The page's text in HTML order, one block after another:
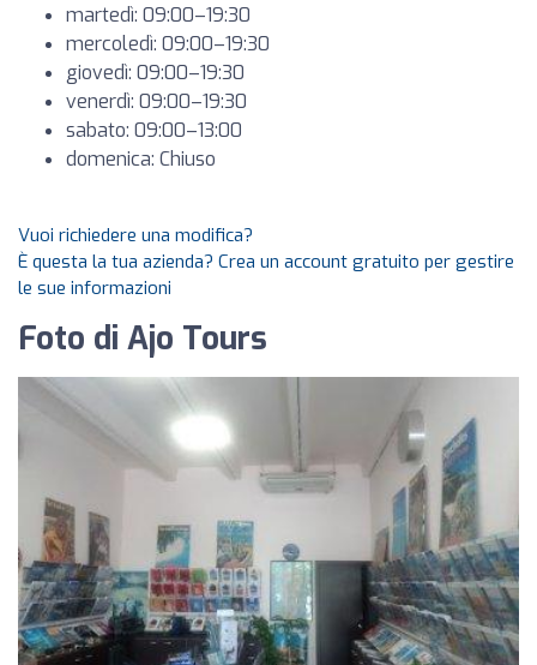
martedì: 09:00–19:30
mercoledì: 09:00–19:30
giovedì: 09:00–19:30
venerdì: 09:00–19:30
sabato: 09:00–13:00
domenica: Chiuso
Vuoi richiedere una modifica?
È questa la tua azienda? Crea un account gratuito per gestire
le sue informazioni
Foto di Ajo Tours